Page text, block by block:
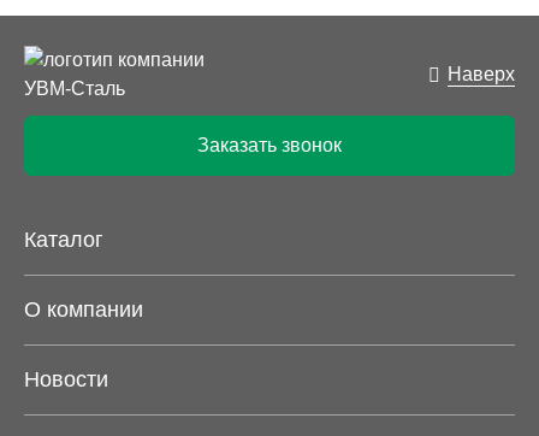
Наверх
Заказать звонок
Каталог
О компании
Новости